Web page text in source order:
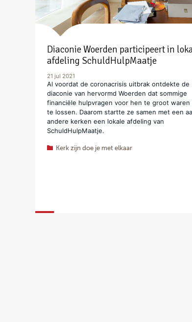
Diaconie Woerden participeert in
afdeling SchuldHulpMaatje
21 jul 2021
Al voordat de coronacrisis uitbrak ontdekte de
diaconie van hervormd Woerden dat sommige
financiële hulpvragen voor hen te groot waren
te lossen. Daarom startte ze samen met een
andere kerken een lokale afdeling van
SchuldHulpMaatje.
Kerk zijn doe je met elkaar